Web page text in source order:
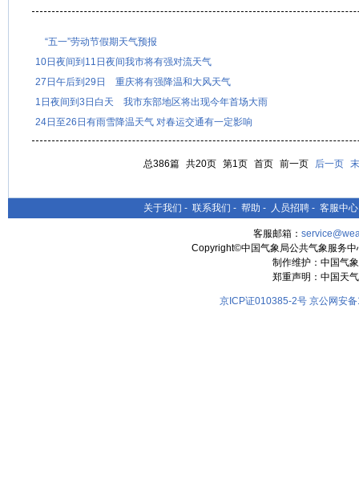
“五一”劳动节假期天气预报
10日夜间到11日夜间我市将有强对流天气
27日午后到29日 重庆将有强降温和大风天气
1日夜间到3日白天 我市东部地区将出现今年首场大雨
24日至26日有雨雪降温天气 对春运交通有一定影响
总386篇 共20页 第1页 首页 前一页 后一页
关于我们 - 联系我们 - 帮助 - 人员招聘 - 客服中心
客服邮箱：
Copyright©中国气象局公共气象服务
制作维护：中国气
郑重声明：中国天
京ICP证010385-2号 京公网安